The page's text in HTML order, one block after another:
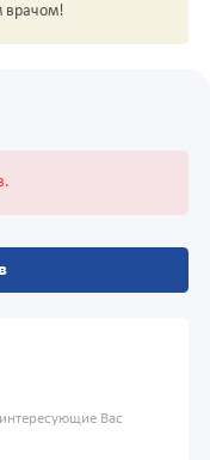
врачом!
Вас